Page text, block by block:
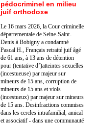
pédocriminel en milieu
juif orthodoxe
Le 16 mars 2026, la Cour criminelle
départementale de Seine-Saint-
Denis à Bobigny a condamné
Pascal H., Français retraité juif âgé
de 61 ans, à 13 ans de détention
pour (tentative d’)atteintes sexuelles
(incestueuse) par majeur sur
mineurs de 15 ans, corruption de
mineurs de 15 ans et viols
(incestueux) par majeur sur mineurs
de 15 ans. Desinfractions commises
dans les cercles intrafamilial, amical
et associatif - dans une communauté